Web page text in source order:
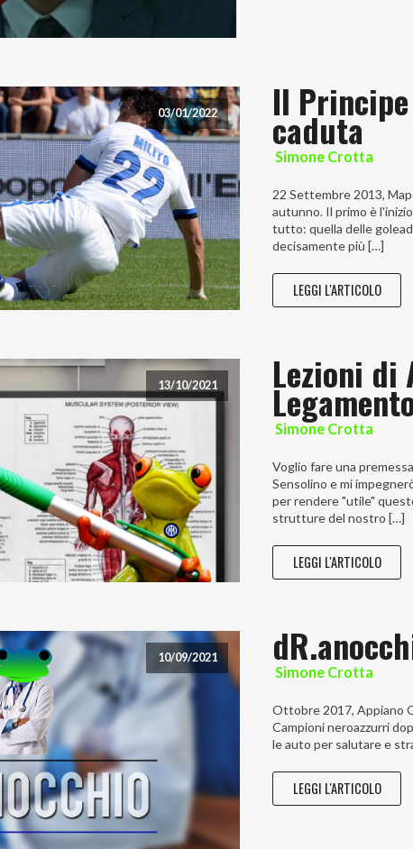
03/01/2022 Il
caduta
Simone Crotta
22 Settembre 2013,
autunno. Il primo è
tutto: quella delle
decisamente più […]
LEGGI L'ARTICOLO
13/10/2021 Lezioni di
Simone Crotta
Voglio fare una
Sensolino e mi
per rendere "utile"
strutture del nostro […]
LEGGI L'ARTICOLO
10/09/2021
Simone Crotta
Ottobre 2017, Appiano
Campioni neroazzurri
le auto per salutare e
LEGGI L'ARTICOLO